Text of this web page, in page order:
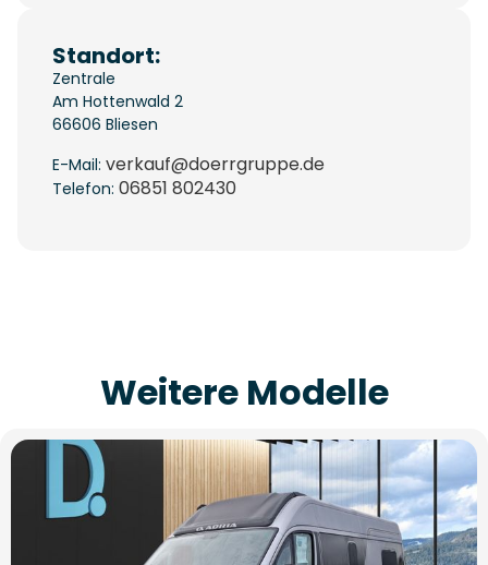
Standort:
Zentrale
Am Hottenwald 2
66606 Bliesen
E-Mail: verkauf@doerrgruppe.de
Telefon: 06851 802430
Weitere Modelle